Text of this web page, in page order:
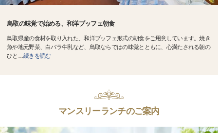
鳥取の味覚で始める、和洋ブッフェ朝食
鳥取県産の食材を取り入れた、和洋ブッフェ形式の朝食をご用意しています。焼き
魚や地元野菜、白バラ牛乳など、鳥取ならではの味覚とともに、心満たされる朝の
ひと …続きを読む
マンスリーランチのご案内